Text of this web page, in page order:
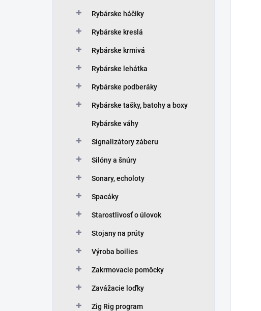
Rybárske háčiky
Rybárske kreslá
Rybárske krmivá
Rybárske lehátka
Rybárske podberáky
Rybárske tašky, batohy a boxy
Rybárske váhy
Signalizátory záberu
Silóny a šnúry
Sonary, echoloty
Spacáky
Starostlivosť o úlovok
Stojany na prúty
Výroba boilies
Zakrmovacie pomôcky
Zavážacie loďky
Zig Rig program